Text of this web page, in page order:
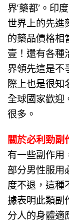
界‘藥都’。印
世界上的先進
的藥品價格相
壹！還有各種
界領先這是不
際上也是很知
全球國家歡迎
很多。
關於必利勁副
有一些副作用
部分男性服用
度不退，這種
據表明此類副
分人的身體適